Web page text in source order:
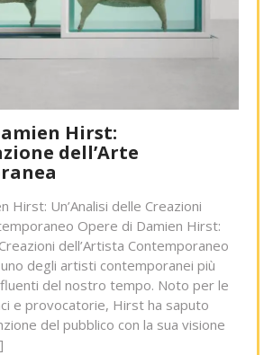
Hirst:
dell’Arte
Hirst: Un’Analisi delle Creazioni
Opere di Damien Hirst:
dell’Artista Contemporaneo
degli artisti contemporanei più
del nostro tempo. Noto per le
e provocatorie, Hirst ha saputo
del pubblico con la sua visione